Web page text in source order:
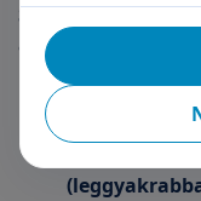
Számos betegség
alábbiakat:
a normál